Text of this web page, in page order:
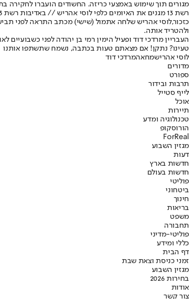
מגורים תוך שימוש באמצעי כריזה. החשודים הועברו לחקירה
רשת 13 מגנים את האיומים כלפי לוסי אהריש // באדיבות רשת 13
כזכור,לוסי אהריש שלחה אתמול (שישי) מכתב התראה לפני
ולהטריד אותה.
העבריין מרדכי דוד ופעיל הימין רמי בן יהודה לפני כשבועיים
טעינו? נתקן! אם מצאתם טעות בכתבה, נשמח שתשתפו אותנו
לוסי אהרישמחאהמרדכי דוד
מדורים
ספורט
תרבות ובידור
לייף סטייל
אוכל
תיירות
טכנולוגיה ומדע
הורוסקופ
ForReal
מגזין השבוע
דעות
חדשות בארץ
חדשות בעולם
פוליטי
ביטחוני
חינוך
בריאות
משפט
תחבורה
פוליטי-מדיני
כללי ומידע
דף הבית
זמני כניסת וצאת שבת
מגזין השבוע
בחירות 2026
אודות
צור קשר